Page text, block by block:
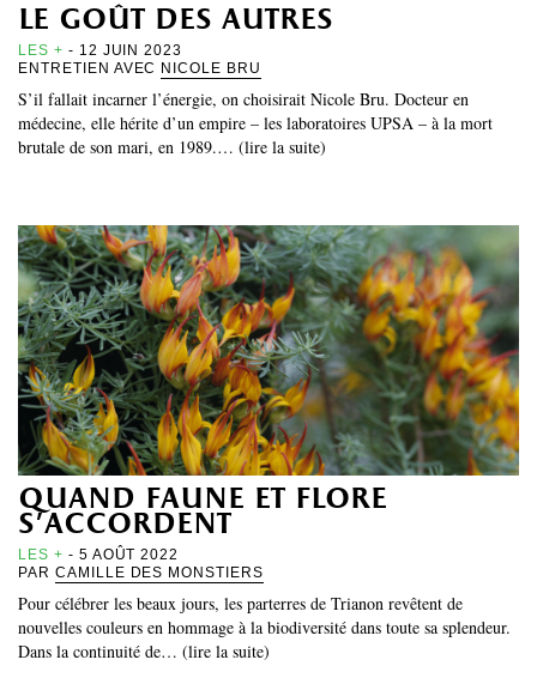
le goût des autres
LES + - 12 JUIN 2023
ENTRETIEN AVEC NICOLE BRU
S’il fallait incarner l’énergie, on choisirait Nicole Bru. Docteur en
médecine, elle hérite d’un empire – les laboratoires UPSA – à la mort
brutale de son mari, en 1989.… (lire la suite)
quand faune et flore
s’accordent
LES + - 5 AOÛT 2022
PAR CAMILLE DES MONSTIERS
Pour célébrer les beaux jours, les parterres de Trianon revêtent de
nouvelles couleurs en hommage à la biodiversité dans toute sa splendeur.
Dans la continuité de… (lire la suite)